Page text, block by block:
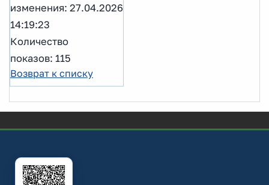
изменения: 27.04.2026
14:19:23
Количество
показов: 115
Возврат к списку